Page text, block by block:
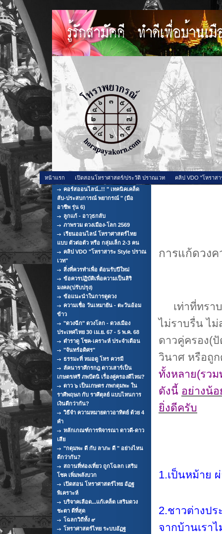
หน้าแรก เปิดสอนโหราศาสตร์/ประวัติ ปราณเวท
คลิป VDO "โหราส
คอร์สออนไลน์..!! " เทคนิคเคล็ด
ลับ-ประสบการณ์ พยากรณ์ " (มือ
อาชีพ รุ่น 6)
ลูกแก้ - อาวุธกลับ
ภาพรวม ดวงเมือง-โลก 2569
เรียนออนไลน์ โหราศาสตร์ไทย
แบบ ตัวต่อตัว หรือ กลุ่มเล็ก 2-3 คน
คลิป VDO "โหราสาระ Style ปราณ
เวท"
สิ่งที่ควรทำเพื่อ ต้อนรับปีใหม่
ข้อควรปฏิบัติเพื่อความเป็นสิริ
มงคล(ปรับปรุง)
ข้อแนะนำในการดูดวง
ความเชื่อ วันเหมายัน - ตะวันอ้อม
ข้าว
"ดวงฉีก" ดวงโลก - ดวงเมือง
ประเทศไทย 30 เม.ย. 67 - 5 พ.ค. 68
ตำราดู โชค-เคราะห์ ประจำเดือน
"จันทร์อดิศร"
ธรรมะที่ หมอดู โหร ควรมี
ลัคนาราศีกรกฎ ดาวเสาร์เป็น
เกษตร/ศรี ภพปัตนิ เรื่องคู่ครองดีไหม?
ดาว ๖ เป็นเกษตร ภพกดุมพะ ใน
ราศีพฤษภ กับ ราศีตุลย์ แบบไหนการ
เงินดีกว่ากัน?
วิธีจำ ความหมายดาวอาทิตย์ ด้วย 4
คำ
หลักเกณฑ์การพิจารณา ดาวดี-ดาว
เสีย
"กดุมพะ ดี กับ ลาภะ ดี " อย่างไหน
ดีกว่ากัน?
สถานที่ท่องเที่ยว ถูกโฉลก เสริม
โชค เพิ่มพลังบวก
เปิดสอน โหราศาสตร์ไทย อัฏฐ
พิเคราะห์
บริจาคเลือด...แก้เคล็ด เสริมดวง
ชะตา ดีที่สุด
โฉลกวิถีทั้ง ๙
โหราศาสตร์ไทย ระบบอัฏฐ
การแก้ดวง
เท่าที่ทราบ
ไม่ราบรื่น ไม่
ดาวคู่ครอง(
วินาศ หรือถู
ทั้งหลาย(รว
ดังนี้ อย่างน้
ยิ่งดีครับ
1.เป็นหม้าย
2.ชาวต่างปร
จากบ้านเรา